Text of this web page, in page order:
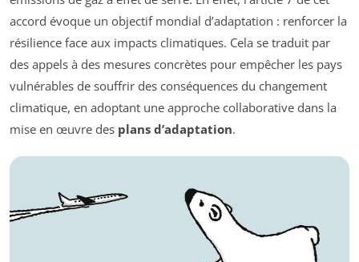
accord évoque un objectif mondial d’adaptation : renforcer la
résilience face aux impacts climatiques. Cela se traduit par
des appels à des mesures concrètes pour empêcher les pays
vulnérables de souffrir des conséquences du changement
climatique, en adoptant une approche collaborative dans la
mise en œuvre des plans d’adaptation.